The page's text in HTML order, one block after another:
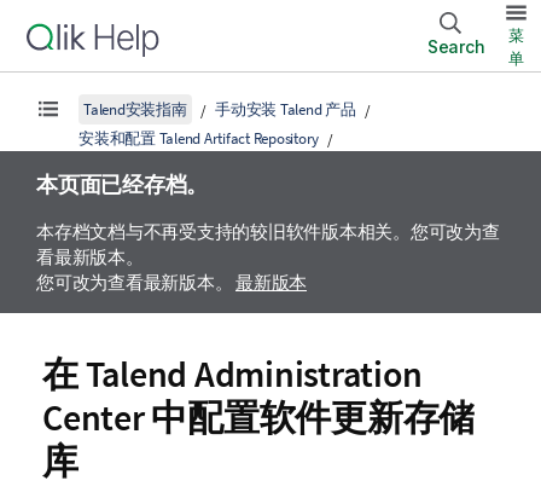
Search
菜
单
Talend安装指南
手动安装 Talend 产品
安装和配置 Talend Artifact Repository
本页面已经存档。
本存档文档与不再受支持的较旧软件版本相关。您可改为查
看最新版本。
您可改为查看最新版本。 最新版本
在Talend Administration
Center中配置软件更新存储
库